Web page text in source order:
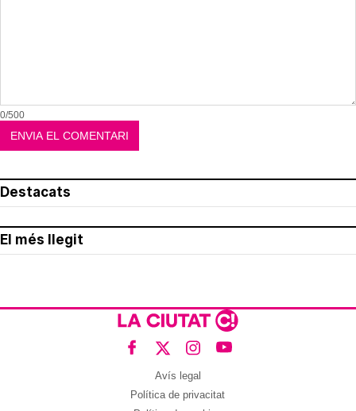
0/500
Destacats
El més llegit
Avís legal
Política de privacitat